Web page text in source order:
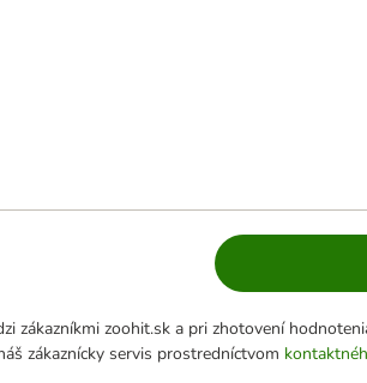
zákazníkmi zoohit.sk a pri zhotovení
zákaznícky servis prostredníctvom